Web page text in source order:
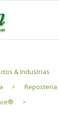
& Industrias
> Reposteria
>